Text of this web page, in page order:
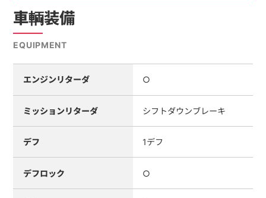
車輌装備
EQUIPMENT
エンジンリターダ ○
ミッションリターダ シフトダウンブレーキ
デフ 1デフ
デフロック ○